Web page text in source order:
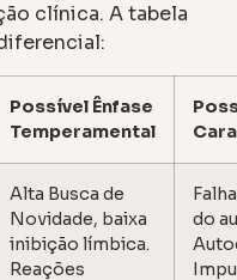
clínica. A tabela
Possível Ênfase
Temperamental
Alta Busca de
Novidade, baixa
inibição límbica.
Reações
do